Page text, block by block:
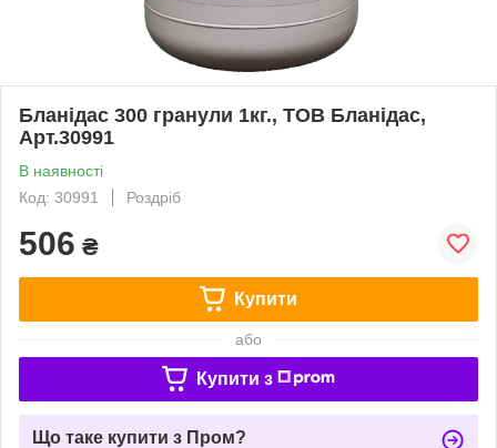
Бланідас 300 гранули 1кг., ТОВ Бланідас,
Арт.30991
В наявності
Код: 30991
Роздріб
506 ₴
Купити
або
Купити з
Що таке купити з Пром?